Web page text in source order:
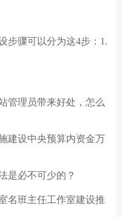
步骤可以分为这4步：1.
管理员带来好处，怎么
建设中央预算内资金万
是必不可少的？
名班主任工作室建设推